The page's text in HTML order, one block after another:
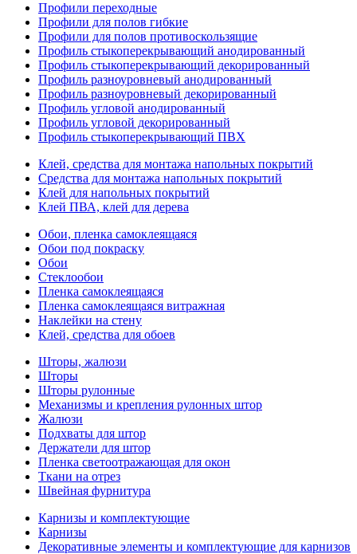
Профили переходные
Профили для полов гибкие
Профили для полов противоскользящие
Профиль стыкоперекрывающий анодированный
Профиль стыкоперекрывающий декорированный
Профиль разноуровневый анодированный
Профиль разноуровневый декорированный
Профиль угловой анодированный
Профиль угловой декорированный
Профиль стыкоперекрывающий ПВХ
Клей, средства для монтажа напольных покрытий
Средства для монтажа напольных покрытий
Клей для напольных покрытий
Клей ПВА, клей для дерева
Обои, пленка самоклеящаяся
Обои под покраску
Обои
Стеклообои
Пленка самоклеящаяся
Пленка самоклеящаяся витражная
Наклейки на стену
Клей, средства для обоев
Шторы, жалюзи
Шторы
Шторы рулонные
Механизмы и крепления рулонных штор
Жалюзи
Подхваты для штор
Держатели для штор
Пленка светоотражающая для окон
Ткани на отрез
Швейная фурнитура
Карнизы и комплектующие
Карнизы
Декоративные элементы и комплектующие для карнизов